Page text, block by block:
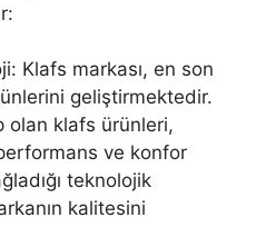
Klafs markası, en son
geliştirmektedir.
olan klafs ürünleri,
ve konfor
teknolojik
kalitesini